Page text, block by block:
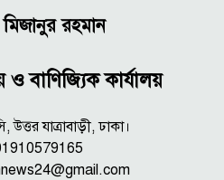
রহমান
ও বাণিজ্যিক কার্যালয়
যাত্রাবাড়ী, ঢাকা।